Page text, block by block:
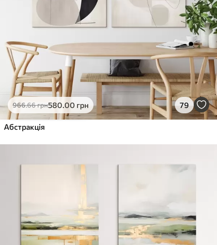
966.66грн580.00 грн 79
Абстракція